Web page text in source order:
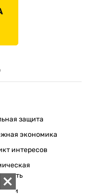
защита
экономика
интересов